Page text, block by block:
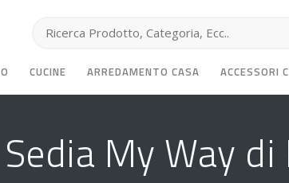
CUCINE ARREDAMENTO CASA ACCESSORI
Sedia My Way